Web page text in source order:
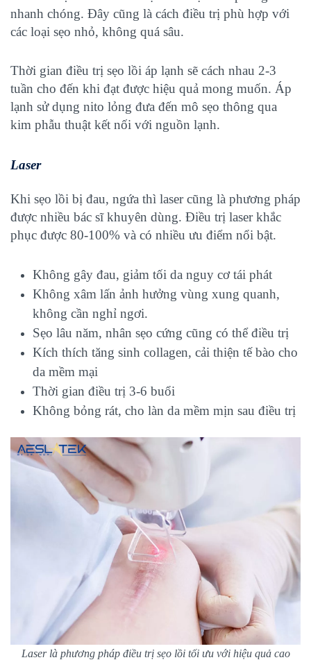
nhanh chóng. Đây cũng là cách điều trị phù hợp với
các loại sẹo nhỏ, không quá sâu.
Thời gian điều trị sẹo lồi áp lạnh sẽ cách nhau 2-3
tuần cho đến khi đạt được hiệu quả mong muốn. Áp
lạnh sử dụng nito lỏng đưa đến mô sẹo thông qua
kim phẫu thuật kết nối với nguồn lạnh.
Laser
Khi sẹo lồi bị đau, ngứa thì laser cũng là phương pháp
được nhiều bác sĩ khuyên dùng. Điều trị laserkhắc
phục được 80-100% và có nhiều ưu điểm nổi bật.
Không gây đau, giảm tối da nguy cơ tái phát
Không xâm lấn ảnh hưởng vùng xung quanh,
không cần nghỉ ngơi.
Sẹo lâu năm, nhân sẹo cứng cũng có thể điều trị
Kích thích tăng sinh collagen, cải thiện tế bào cho
da mềm mại
Thời gian điều trị 3-6 buổi
Không bỏng rát, cho làn da mềm mịn sau điều trị
Laser là phương pháp điều trị sẹo lồi tối ưu với hiệu quả cao